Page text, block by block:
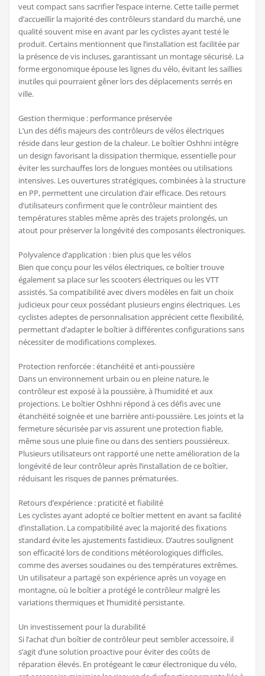
veut compact sans sacrifier l’espace interne. Cette taille permet
d’accueillir la majorité des contrôleurs standard du marché, une
qualité souvent mise en avant par les cyclistes ayant testé le
produit. Certains mentionnent que l’installation est facilitée par
la présence de vis incluses, garantissant un montage sécurisé. La
forme ergonomique épouse les lignes du vélo, évitant les saillies
inutiles qui pourraient gêner lors des déplacements serrés en
ville.
Gestion thermique : performance préservée
L’un des défis majeurs des contrôleurs de vélos électriques
réside dans leur gestion de la chaleur. Le boîtier Oshhni intègre
un design favorisant la dissipation thermique, essentielle pour
éviter les surchauffes lors de longues montées ou utilisations
intensives. Les ouvertures stratégiques, combinées à la structure
en PP, permettent une circulation d’air efficace. Des retours
d’utilisateurs confirment que le contrôleur maintient des
températures stables même après des trajets prolongés, un
atout pour préserver la longévité des composants électroniques.
Polyvalence d’application : bien plus que les vélos
Bien que conçu pour les vélos électriques, ce boîtier trouve
également sa place sur les scooters électriques ou les VTT
assistés. Sa compatibilité avec divers modèles en fait un choix
judicieux pour ceux possédant plusieurs engins électriques. Les
cyclistes adeptes de personnalisation apprécient cette flexibilité,
permettant d’adapter le boîtier à différentes configurations sans
nécessiter de modifications complexes.
Protection renforcée : étanchéité et anti-poussière
Dans un environnement urbain ou en pleine nature, le
contrôleur est exposé à la poussière, à l’humidité et aux
projections. Le boîtier Oshhni répond à ces défis avec une
étanchéité soignée et une barrière anti-poussière. Les joints et la
fermeture sécurisée par vis assurent une protection fiable,
même sous une pluie fine ou dans des sentiers poussiéreux.
Plusieurs utilisateurs ont rapporté une nette amélioration de la
longévité de leur contrôleur après l’installation de ce boîtier,
réduisant les risques de pannes prématurées.
Retours d’expérience : praticité et fiabilité
Les cyclistes ayant adopté ce boîtier mettent en avant sa facilité
d’installation. La compatibilité avec la majorité des fixations
standard évite les ajustements fastidieux. D’autres soulignent
son efficacité lors de conditions météorologiques difficiles,
comme des averses soudaines ou des températures extrêmes.
Un utilisateur a partagé son expérience après un voyage en
montagne, où le boîtier a protégé le contrôleur malgré les
variations thermiques et l’humidité persistante.
Un investissement pour la durabilité
Si l’achat d’un boîtier de contrôleur peut sembler accessoire, il
s’agit d’une solution proactive pour éviter des coûts de
réparation élevés. En protégeant le cœur électronique du vélo,